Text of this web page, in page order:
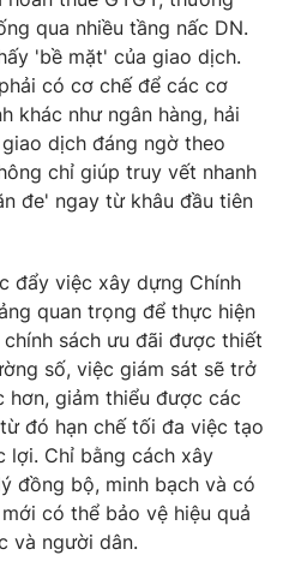
qua nhiều tầng nấc DN.
'bề mặt' của giao dịch.
có cơ chế để các cơ
khác như ngân hàng, hải
dịch đáng ngờ theo
chỉ giúp truy vết nhanh
đe' ngay từ khâu đầu tiên
đẩy việc xây dựng Chính
quan trọng để thực hiện
sách ưu đãi được thiết
số, việc giám sát sẽ trở
hơn, giảm thiểu được các
đó hạn chế tối đa việc tạo
lợi. Chỉ bằng cách xây
đồng bộ, minh bạch và có
có thể bảo vệ hiệu quả
và người dân.